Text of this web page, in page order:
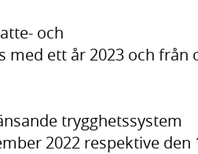
och
med ett år 2023 och från
trygghetssystem
2022 respektive den